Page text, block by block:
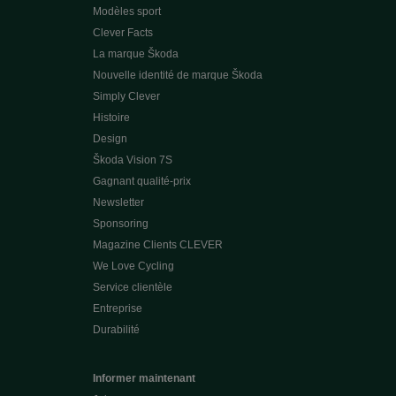
Modèles sport
Clever Facts
La marque Škoda
Nouvelle identité de marque Škoda
Simply Clever
Histoire
Design
Škoda Vision 7S
Gagnant qualité-prix
Newsletter
Sponsoring
Magazine Clients CLEVER
We Love Cycling
Service clientèle
Entreprise
Durabilité
Informer maintenant